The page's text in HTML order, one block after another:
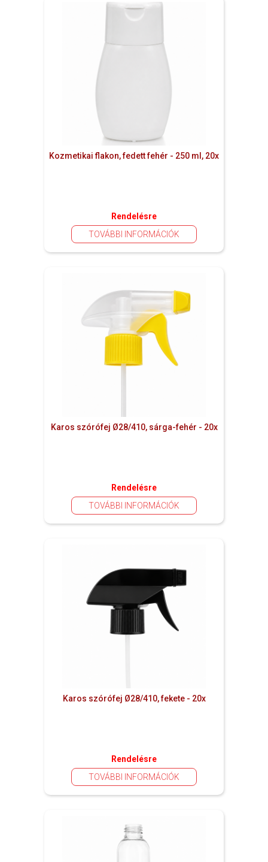
Kozmetikai flakon, fedett fehér - 250 ml, 20x
Rendelésre
TOVÁBBI INFORMÁCIÓK
Karos szórófej Ø28/410, sárga-fehér - 20x
Rendelésre
TOVÁBBI INFORMÁCIÓK
Karos szórófej Ø28/410, fekete - 20x
Rendelésre
TOVÁBBI INFORMÁCIÓK